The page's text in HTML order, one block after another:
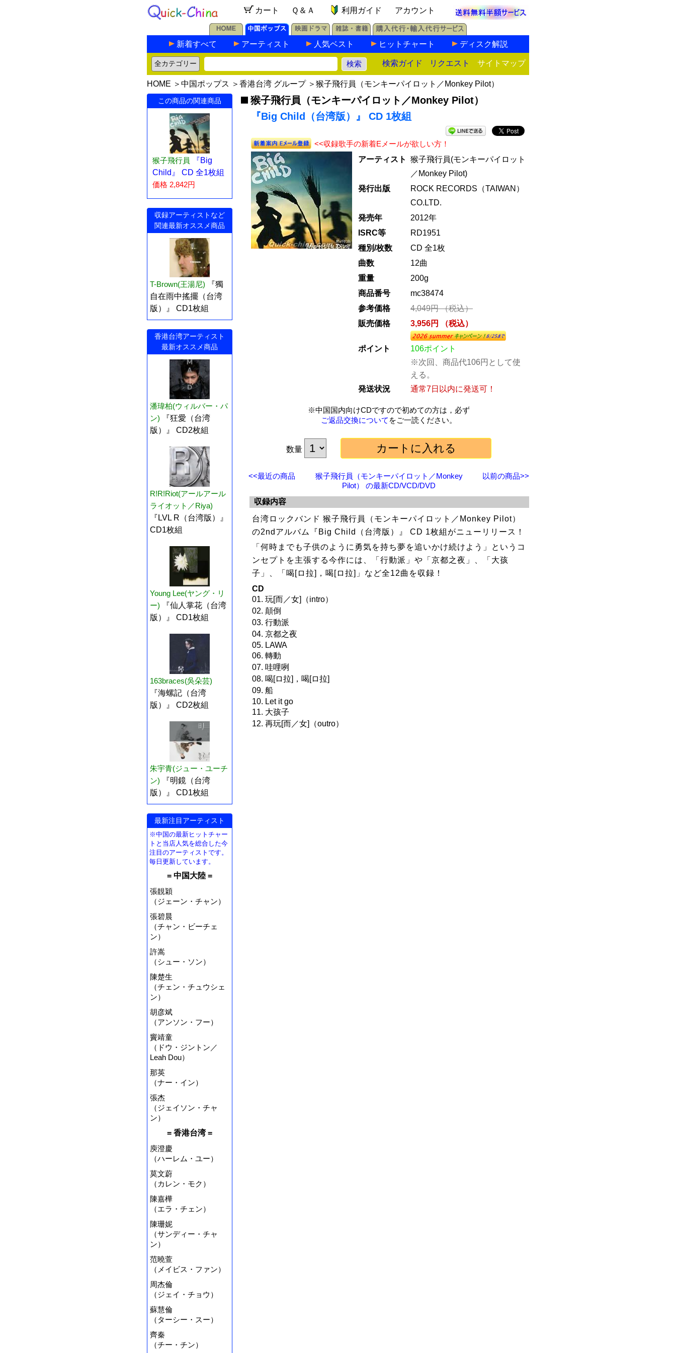
カート Ｑ＆Ａ 利用ガイド アカウント
新着すべて アーティスト 人気ベスト ヒットチャート ディスク解説
検索ガイド リクエスト サイトマップ
HOME ＞ 中国ポップス ＞ 香港台湾 グループ＞ 猴子飛行員（モンキーパイロット／Monkey Pilot）
この商品の関連商品
猴子飛行員
『Big
Child』 CD 全1枚組
価格 2,842円
収録アーティストなど
関連最新オススメ商品
T-Brown(王湯尼)
『獨
自在雨中搖擺（台湾
版）』 CD1枚組
香港台湾アーティスト
最新オススメ商品
潘瑋柏(ウィルバー・パ
ン)
『狂愛（台湾
版）』 CD2枚組
R!R!Riot(アールアール
ライオット／Riya)
『LVL R（台湾版）』
CD1枚組
Young Lee(ヤング・リ
ー)
『仙人掌花（台湾
版）』 CD1枚組
163braces(吳朵芸)
『海螺記（台湾
版）』 CD2枚組
朱宇青(ジュー・ユーチ
ン)
『明鏡（台湾
版）』 CD1枚組
最新注目アーティスト
※中国の最新ヒットチャー
トと当店人気を総合した今
注目のアーティストです。
毎日更新しています。
= 中国大陸 =
張靚穎
（ジェーン・チャン）
張碧晨
（チャン・ビーチェ
ン）
許嵩
（シュー・ソン）
陳楚生
（チェン・チュウシェ
ン）
胡彦斌
（アンソン・フー）
竇靖童
（ドウ・ジントン／
Leah Dou）
那英
（ナー・イン）
張杰
（ジェイソン・チャ
ン）
= 香港台湾 =
庾澄慶
（ハーレム・ユー）
莫文蔚
（カレン・モク）
陳嘉樺
（エラ・チェン）
陳珊妮
（サンディー・チャ
ン）
范曉萱
（メイビス・ファン）
周杰倫
（ジェイ・チョウ）
蘇慧倫
（ターシー・スー）
齊秦
（チー・チン）
猴子飛行員（モンキーパイロット／Monkey Pilot）
『Big Child（台湾版）』 CD 1枚組
<<収録歌手の新着Eメールが欲しい方！
アーティスト
猴子飛行員(モンキーパイロット
／Monkey Pilot)
発行出版
ROCK RECORDS（TAIWAN）
CO.LTD.
発売年
2012年
ISRC等
RD1951
種別/枚数
CD 全1枚
曲数
12曲
重量
200g
商品番号
mc38474
参考価格
4,049円 （税込）
販売価格
3,956円 （税込）
ポイント
106ポイント
※次回、商品代106円として使
える。
発送状況
通常7日以内に発送可！
※中国国内向けCDですので初めての方は，必ず
ご返品交換について をご一読ください。
数量
<<最近の商品 以前の商品>>
猴子飛行員（モンキーパイロット／Monkey
Pilot） の最新CD/VCD/DVD
収録内容
台湾ロックバンド 猴子飛行員（モンキーパイロット／Monkey Pilot）
の2ndアルバム『Big Child（台湾版）』 CD 1枚組がニューリリース！
「何時までも子供のように勇気を持ち夢を追いかけ続けよう」というコ
ンセプトを主張する今作には、「行動派」や「京都之夜」、「大孩
子」、「喝[ロ拉]，喝[ロ拉]」など全12曲を収録！
CD
01. 玩[而／女]（intro）
02. 顛倒
03. 行動派
04. 京都之夜
05. LAWA
06. 轉動
07. 哇哩咧
08. 喝[ロ拉]，喝[ロ拉]
09. 船
10. Let it go
11. 大孩子
12. 再玩[而／女]（outro）